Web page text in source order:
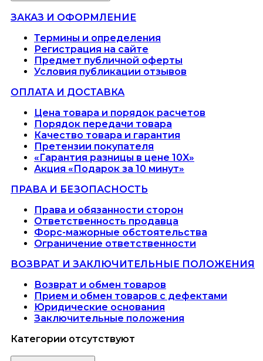
ЗАКАЗ И ОФОРМЛЕНИЕ
Термины и определения
Регистрация на сайте
Предмет публичной оферты
Условия публикации отзывов
ОПЛАТА И ДОСТАВКА
Цена товара и порядок расчетов
Порядок передачи товара
Качество товара и гарантия
Претензии покупателя
«Гарантия разницы в цене 10X»
Акция «Подарок за 10 минут»
ПРАВА И БЕЗОПАСНОСТЬ
Права и обязанности сторон
Ответственность продавца
Форс-мажорные обстоятельства
Ограничение ответственности
ВОЗВРАТ И ЗАКЛЮЧИТЕЛЬНЫЕ ПОЛОЖЕНИЯ
Возврат и обмен товаров
Прием и обмен товаров с дефектами
Юридические основания
Заключительные положения
Категории отсутствуют